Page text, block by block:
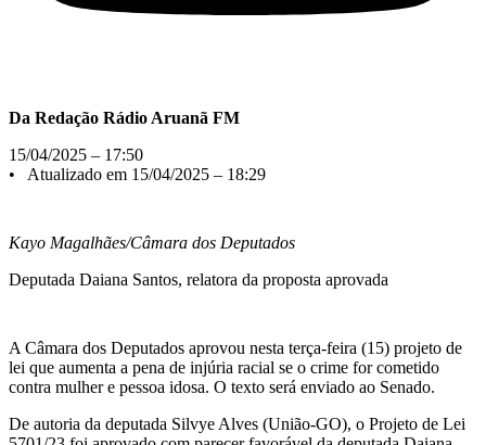
Da Redação Rádio Aruanã FM
15/04/2025 – 17:50
• Atualizado em 15/04/2025 – 18:29
Kayo Magalhães/Câmara dos Deputados
Deputada Daiana Santos, relatora da proposta aprovada
A Câmara dos Deputados aprovou nesta terça-feira (15) projeto de
lei que aumenta a pena de injúria racial se o crime for cometido
contra mulher e pessoa idosa. O texto será enviado ao Senado.
De autoria da deputada Silvye Alves (União-GO), o Projeto de Lei